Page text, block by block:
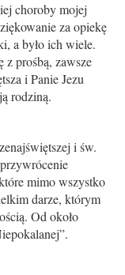
choroby mojej
za opiekę
a było ich wiele.
z prośbą, zawsze
i Panie Jezu
rodziną.
i św.
mimo wszystko
darze, którym
Od około